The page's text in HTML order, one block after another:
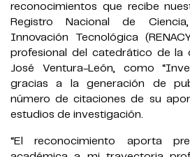
reconocimientos que recibe
Registro Nacional de
Innovación Tecnológica
profesional del catedrático de la
José Ventura-León, como
gracias a la generación de
número de citaciones de su
estudios de investigación.
“El reconocimiento aporta